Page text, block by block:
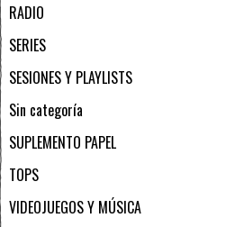
RADIO
SERIES
SESIONES Y PLAYLISTS
Sin categoría
SUPLEMENTO PAPEL
TOPS
VIDEOJUEGOS Y MÚSICA